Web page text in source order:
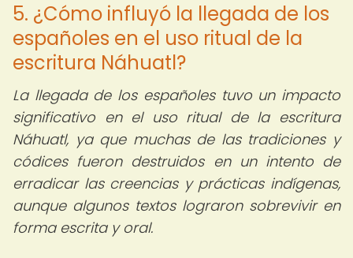
5. ¿Cómo influyó la llegada de los
españoles en el uso ritual de la
escritura Náhuatl?
La llegada de los españoles tuvo un impacto
significativo en el uso ritual de la escritura
Náhuatl, ya que muchas de las tradiciones y
códices fueron destruidos en un intento de
erradicar las creencias y prácticas indígenas,
aunque algunos textos lograron sobrevivir en
forma escrita y oral.